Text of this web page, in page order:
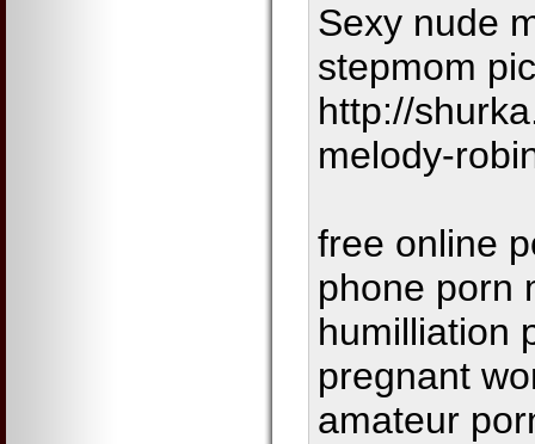
Sexy nude
stepmom
http://
melody-
free online
phone porn
humilliation
pregnant
amateur